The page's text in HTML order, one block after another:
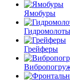
Ямобуры
Гидромолоты
Грейферы